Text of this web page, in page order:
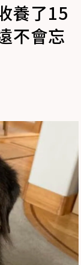
養了15
不會忘